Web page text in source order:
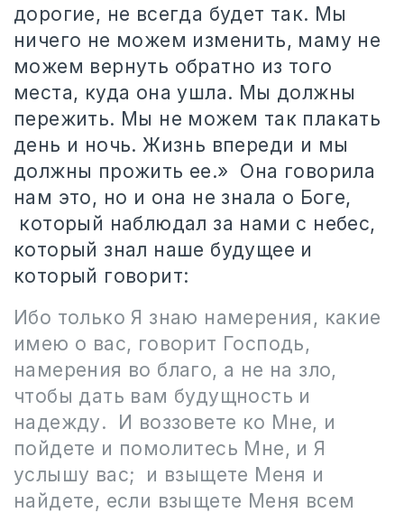
дорогие, не всегда будет так. Мы
ничего не можем изменить, маму не
можем вернуть обратно из того
места, куда она ушла. Мы должны
пережить. Мы не можем так плакать
день и ночь. Жизнь впереди и мы
должны прожить ее.» Она говорила
нам это, но и она не знала о Боге,
который наблюдал за нами с небес,
который знал наше будущее и
который говорит:
Ибо только Я знаю намерения, какие
имею о вас, говорит Господь,
намерения во благо, а не на зло,
чтобы дать вам будущность и
надежду.
И воззовете ко Мне, и
пойдете и помолитесь Мне, и Я
услышу вас;
и взыщете Меня и
найдете, если взыщете Меня всем